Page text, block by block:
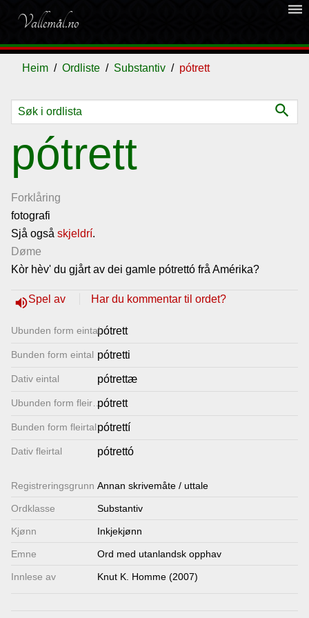
Vallemål.no
dehaze
Heim Ordliste Substantiv pótrett
search
pótrett
Forklåring
fotografi
Sjå også skjeldrí.
Døme
Kòr hèv' du gjårt av dei gamle pótrettó frå Amérika?
volume_upSpel av Har du kommentar til ordet?
Ubunden form eintalpótrett
Bunden form eintal pótretti
Dativ eintal pótrettæ
Ubunden form fleirtal
pótrett
Bunden form fleirtalpótrettí
Dativ fleirtal pótrettó
Registrerings­grunn Annan skrivemåte / uttale
Ordklasse Substantiv
Kjønn Inkjekjønn
Emne Ord med utanlandsk opphav
Innlese av Knut K. Homme (2007)
Ordliste
Om
vallemålet
Gjestebok
Lenkjer
Kontakt
oss